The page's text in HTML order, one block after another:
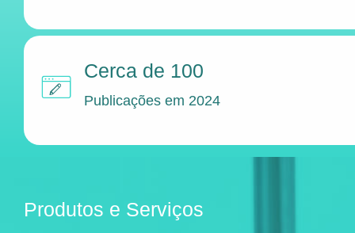
Cerca de 100
Publicações em 2024
Produtos e Serviços